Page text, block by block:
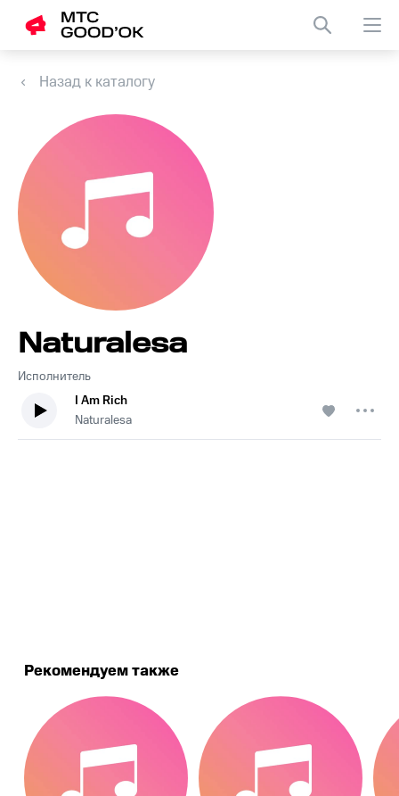
Назад к каталогу
Исполнитель
Naturalesa
I Am Rich
Naturalesa
Рекомендуем также